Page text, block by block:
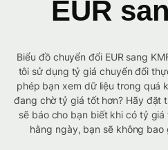
EUR
Biểu đồ chuyển đổi EUR sang
tôi sử dụng tỷ giá chuyển đổi
phép bạn xem dữ liệu trong quá
đang chờ tỷ giá tốt hơn? Hãy đặt
sẽ báo cho bạn biết khi có tỷ
hằng ngày, bạn sẽ không